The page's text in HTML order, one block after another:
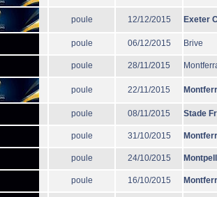
poule 12/12/2015 Exeter
poule 06/12/2015 Brive
poule 28/11/2015
poule 22/11/2015
poule 08/11/2015 Stade
poule 31/10/2015
poule 24/10/2015
poule 16/10/2015